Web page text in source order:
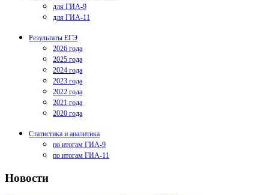
для ГИА-9
для ГИА-11
Результаты ЕГЭ
2026 года
2025 года
2024 года
2023 года
2022 года
2021 года
2020 года
Статистика и аналитика
по итогам ГИА-9
по итогам ГИА-11
Новости